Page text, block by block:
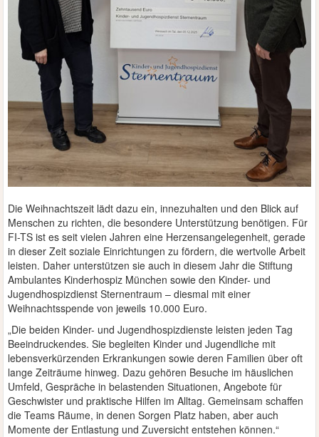
Die Weihnachtszeit lädt dazu ein, innezuhalten und den Blick auf
Menschen zu richten, die besondere Unterstützung benötigen. Für
FI-TS ist es seit vielen Jahren eine Herzensangelegenheit, gerade
in dieser Zeit soziale Einrichtungen zu fördern, die wertvolle Arbeit
leisten. Daher unterstützen sie auch in diesem Jahr die Stiftung
Ambulantes Kinderhospiz München sowie den Kinder- und
Jugendhospizdienst Sternentraum – diesmal mit einer
Weihnachtsspende von jeweils 10.000 Euro.
„Die beiden Kinder- und Jugendhospizdienste leisten jeden Tag
Beeindruckendes. Sie begleiten Kinder und Jugendliche mit
lebensverkürzenden Erkrankungen sowie deren Familien über oft
lange Zeiträume hinweg. Dazu gehören Besuche im häuslichen
Umfeld, Gespräche in belastenden Situationen, Angebote für
Geschwister und praktische Hilfen im Alltag. Gemeinsam schaffen
die Teams Räume, in denen Sorgen Platz haben, aber auch
Momente der Entlastung und Zuversicht entstehen können.“